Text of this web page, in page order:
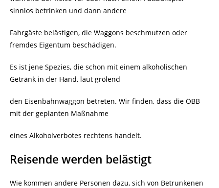
sinnlos betrinken und dann andere
Fahrgäste belästigen, die Waggons beschmutzen oder
fremdes Eigentum beschädigen.
Es ist jene Spezies, die schon mit einem alkoholischen
Getränk in der Hand, laut grölend
den Eisenbahnwaggon betreten. Wir finden, dass die ÖBB
mit der geplanten Maßnahme
eines Alkoholverbotes rechtens handelt.
Reisende werden belästigt
Wie kommen andere Personen dazu, sich von Betrunkenen